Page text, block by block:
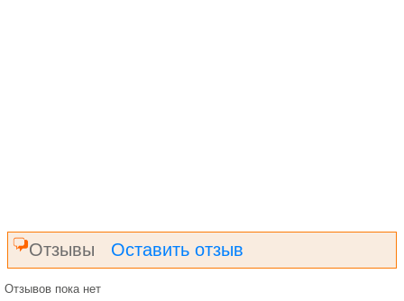
Отзывы Оставить отзыв
Отзывов пока нет